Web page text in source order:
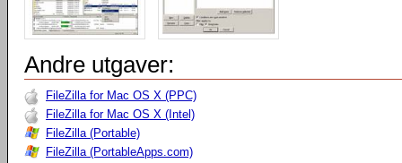
Andre utgaver:
FileZilla for Mac OS X (PPC)
FileZilla for Mac OS X (Intel)
FileZilla (Portable)
FileZilla (PortableApps.com)